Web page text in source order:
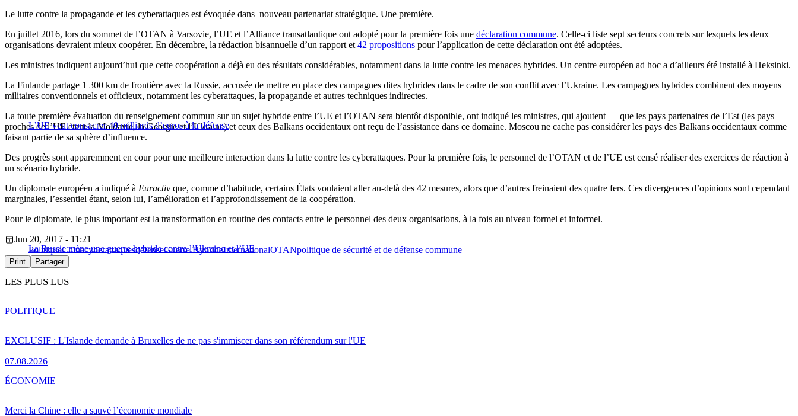
Le lutte contre la propagande et les cyberattaques est évoquée dans nouveau partenariat stratégique. Une première.
En juillet 2016, lors du sommet de l’OTAN à Varsovie, l’UE et l’Alliance transatlantique ont adopté pour la première fois une déclaration commune. Celle-ci liste sept secteurs concrets sur lesquels les deux
organisations devraient mieux coopérer. En décembre, la rédaction bisannuelle d’un rapport et 42 propositions pour l’application de cette déclaration ont été adoptées.
Les ministres indiquent aujourd’hui que cette coopération a déjà eu des résultats considérables, notamment dans la lutte contre les menaces hybrides. Un centre européen ad hoc a d’ailleurs été installé à Heksinki.
La Finlande partage 1 300 km de frontière avec la Russie, accusée de mettre en place des campagnes dites hybrides dans le cadre de son conflit avec l’Ukraine. Les campagnes hybrides combinent des moyens
militaires conventionnels et officieux, notamment les cyberattaques, la propagande et autres techniques indirectes.
L’UE veut consacrer 40 milliards d’euros à la défense
La toute première évaluation du renseignement commun sur un sujet hybride entre l’UE et l’OTAN sera bientôt disponible, ont indiqué les ministres, qui ajoutent que les pays partenaires de l’Est (les pays
proches de l’UE étant la Moldavie, la Géorgie et l’Ukraine) et ceux des Balkans occidentaux ont reçu de l’assistance dans ce domaine. Moscou ne cache pas considérer les pays des Balkans occidentaux comme
faisant partie de sa sphère d’influence.
Des progrès sont apparemment en cour pour une meilleure interaction dans la lutte contre les cyberattaques. Pour la première fois, le personnel de l’OTAN et de l’UE est censé réaliser des exercices de réaction à
un scénario hybride.
Un diplomate européen a indiqué à Euractiv que, comme d’habitude, certains États voulaient aller au-delà des 42 mesures, alors que d’autres freinaient des quatre fers. Ces divergences d’opinions sont cependant
marginales, l’essentiel étant, selon lui, l’amélioration et l’approfondissement de la coopération.
Pour le diplomate, le plus important est la transformation en routine des contacts entre le personnel des deux organisations, à la fois au niveau formel et informel.
La Russie mène une guerre hybride contre l’Ukraine et l’UE
Jun 20, 2017 - 11:21
PolitiqueChinecyberattaquesdéfenseGuerre HybrideInternationalOTANpolitique de sécurité et de défense commune
Print Partager
LES PLUS LUS
EXCLUSIF : L'Islande demande à Bruxelles de ne pas s'immiscer dans son référendum sur l'UE
07.08.2026
POLITIQUE
Merci la Chine : elle a sauvé l’économie mondiale
ÉCONOMIE